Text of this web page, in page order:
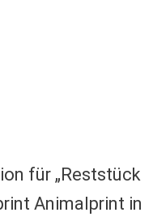
für „Reststück
Animalprint in